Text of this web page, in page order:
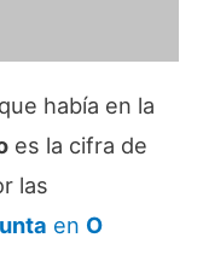
había en la
es la cifra de
las
en O